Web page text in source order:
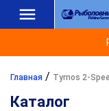
Главная / Tyrnos 2-
Каталог